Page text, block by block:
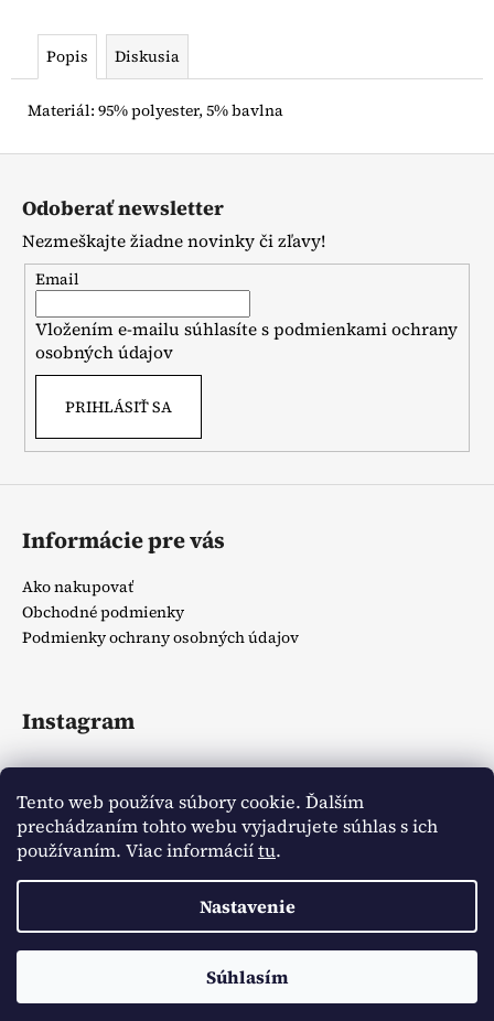
Tento web používa súbory cookie. Ďalším
prechádzaním tohto webu vyjadrujete súhlas s ich
používaním. Viac informáciítu.
Nastavenie
Súhlasím
Doprava ZADARMO pri spôsobe doručenia Packetou od sumy
Popis Diskusia
Materiál: 95% polyester, 5% bavlna
Z
Odoberať newsletter
Nezmeškajte žiadne novinky či zľavy!
Email
Vložením e-mailu súhlasíte spodmienkami ochrany
osobných údajov
PRIHLÁSIŤ SA
Informácie pre vás
Ako nakupovať
Obchodné podmienky
Podmienky ochrany osobných údajov
Instagram
Copyright 2026Zlatíčka detský obchodík. Všetky práva
vyhradené.